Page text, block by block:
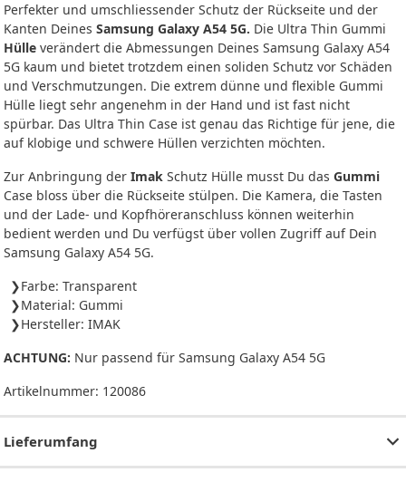
Perfekter und umschliessender Schutz der Rückseite und der
Kanten Deines Samsung Galaxy A54 5G. Die Ultra Thin Gummi
Hülle verändert die Abmessungen Deines Samsung Galaxy A54
5G kaum und bietet trotzdem einen soliden Schutz vor Schäden
und Verschmutzungen. Die extrem dünne und flexible Gummi
Hülle liegt sehr angenehm in der Hand und ist fast nicht
spürbar. Das Ultra Thin Case ist genau das Richtige für jene, die
auf klobige und schwere Hüllen verzichten möchten.
Zur Anbringung der Imak Schutz Hülle musst Du das Gummi
Case bloss über die Rückseite stülpen. Die Kamera, die Tasten
und der Lade- und Kopfhöreranschluss können weiterhin
bedient werden und Du verfügst über vollen Zugriff auf Dein
Samsung Galaxy A54 5G.
Farbe: Transparent
Material: Gummi
Hersteller: IMAK
ACHTUNG: Nur passend für Samsung Galaxy A54 5G
Artikelnummer: 120086
Lieferumfang